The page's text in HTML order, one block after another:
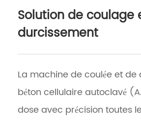
Solution de coulage
durcissement
La machine de coulée et
béton cellulaire autoclavé
dose avec précision toutes